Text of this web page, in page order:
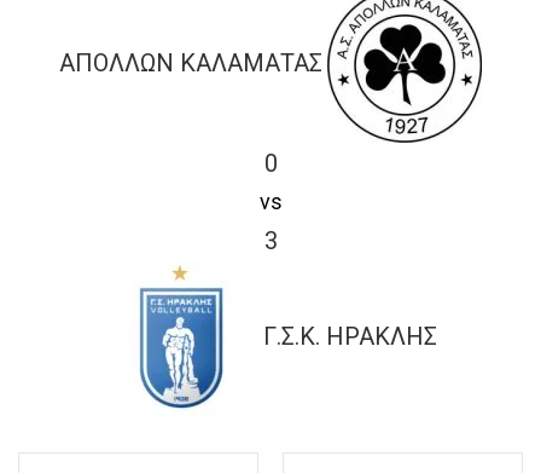
ΑΠΟΛΛΩΝ ΚΑΛΑΜΑΤΑΣ
0
vs
3
Γ.Σ.Κ. ΗΡΑΚΛΗΣ